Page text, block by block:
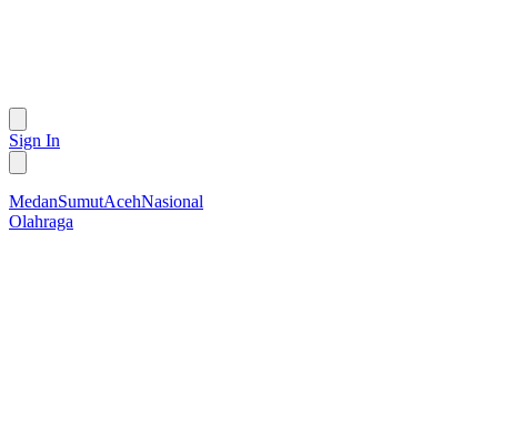
Sign In
MedanSumutAcehNasional
Olahraga